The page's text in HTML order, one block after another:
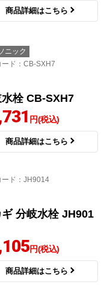
商品詳細はこちら
ニック
ード ：CB-SXH7
商品詳細はこちら
ード：JH9014